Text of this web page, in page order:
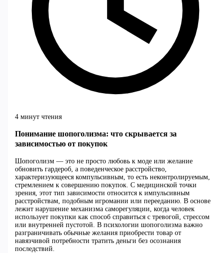
4 минут чтения
Понимание шопоголизма: что скрывается за
зависимостью от покупок
Шопоголизм — это не просто любовь к моде или желание
обновить гардероб, а поведенческое расстройство,
характеризующееся компульсивным, то есть неконтролируемым,
стремлением к совершению покупок. С медицинской точки
зрения, этот тип зависимости относится к импульсивным
расстройствам, подобным игромании или перееданию. В основе
лежит нарушение механизма саморегуляции, когда человек
использует покупки как способ справиться с тревогой, стрессом
или внутренней пустотой. В психологии шопоголизма важно
разграничивать обычные желания приобрести товар от
навязчивой потребности тратить деньги без осознания
последствий.